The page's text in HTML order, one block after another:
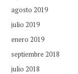
agosto 2019
julio 2019
enero 2019
septiembre 2018
julio 2018